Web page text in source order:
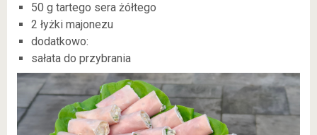
50 g tartego sera żółtego
2 łyżki majonezu
dodatkowo:
sałata do przybrania